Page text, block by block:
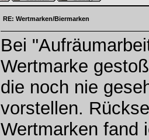
RE: Wertmarken/Biermarken
Bei
Wertmarke
die noch nie
vorstellen.
Wertmarken fand